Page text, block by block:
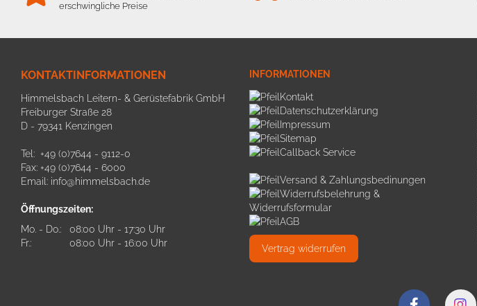
erschwingliche Preise
KONTAKTINFORMATIONEN
Himmelsbach Leitern- & Gerüstefabrik GmbH
Freiburger Straße 28
D - 79341 Kenzingen
Tel: +49 (0)7644 - 9112-0
Fax: +49 (0)7644 - 6000
Email: info@himmelsbach.de
Öffnungszeiten:
Mo. - Do.:
08:00 Uhr - 17:30 Uhr
Fr.:
08:00 Uhr - 16:00 Uhr
INFORMATIONEN
Kontakt
Datenschutzerklärung
Impressum
Sitemap
Callback Service
Versand & Zahlungsbedinungen
Widerrufsbelehrung &
Widerrufsformular
AGB
Vertrag widerrufen